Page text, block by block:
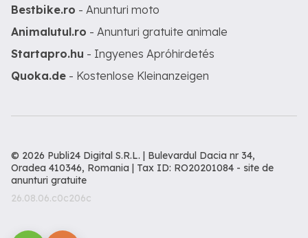
Bestbike.ro - Anunturi moto
Animalutul.ro - Anunturi gratuite animale
Startapro.hu - Ingyenes Apróhirdetés
Quoka.de - Kostenlose Kleinanzeigen
© 2026 Publi24 Digital S.R.L. | Bulevardul Dacia nr 34,
Oradea 410346, Romania | Tax ID: RO20201084 - site de
anunturi gratuite
26.08.06.c0c206c